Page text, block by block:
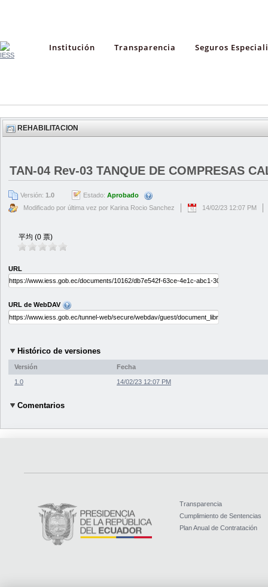
Institución Transparencia Seguros
REHABILITACION
TAN-04 Rev-03 TANQUE DE COMPRESAS
Versión: 1.0 Estado: Aprobado
Modificado por última vez por Karina Rocio Sanchez
14/02/23 12:07 PM
平均 (0 票)
URL
URL de WebDAV
Histórico de versiones
Versión Fecha
1.0 14/02/23 12:07 PM
Comentarios
Transparencia
Cumplimiento de Sentencias
Plan Anual de Contratación